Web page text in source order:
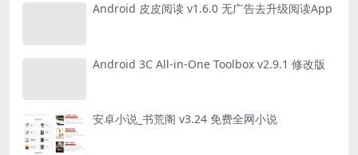
Android 皮皮阅读 v1.6.0 无广告去升级阅读App
Android 3C All-in-One Toolbox v2.9.1 修改版
安卓小说_书荒阁 v3.24 免费全网小说